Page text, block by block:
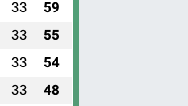
33 59
33 55
33 54
33 48